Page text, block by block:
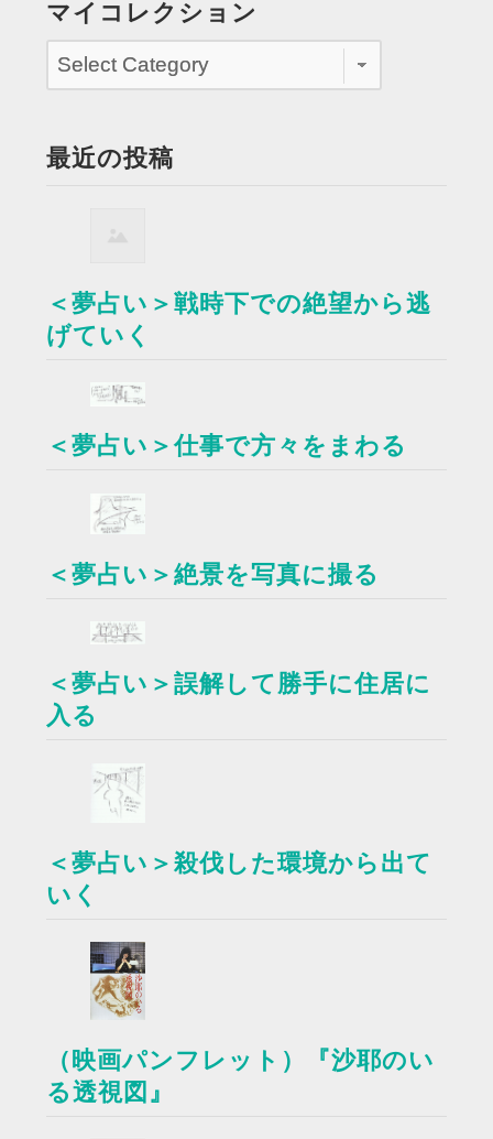
マイコレクション
最近の投稿
＜夢占い＞戦時下での絶望から逃
げていく
＜夢占い＞仕事で方々をまわる
＜夢占い＞絶景を写真に撮る
＜夢占い＞誤解して勝手に住居に
入る
＜夢占い＞殺伐した環境から出て
いく
（映画パンフレット）『沙耶のい
る透視図』